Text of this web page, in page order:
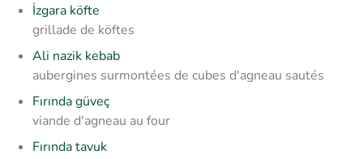
İzgara köfte
grillade de köftes
Ali nazik kebab
aubergines surmontées de cubes d'agneau sautés
Fırında güveç
viande d'agneau au four
Fırında tavuk